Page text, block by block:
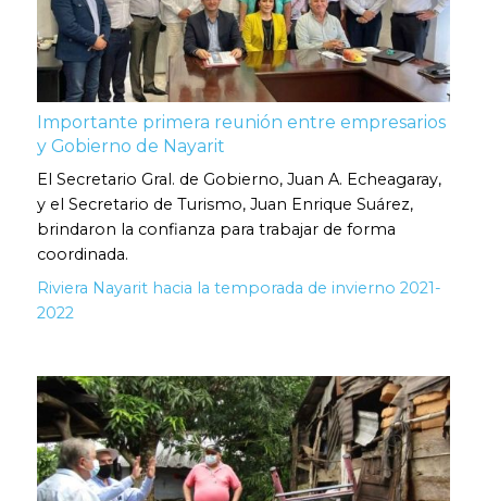
Importante primera reunión entre empresarios
y Gobierno de Nayarit
El Secretario Gral. de Gobierno, Juan A. Echeagaray,
y el Secretario de Turismo, Juan Enrique Suárez,
brindaron la confianza para trabajar de forma
coordinada.
Riviera Nayarit hacia la temporada de invierno 2021-
2022